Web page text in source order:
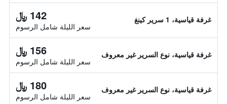
غرفة قياسية، 1 سرير كينغ 142 ﷼
سعر الليلة شامل الرسوم
غرفة قياسية، نوع السرير غير معروف 156 ﷼
سعر الليلة شامل الرسوم
غرفة قياسية، نوع السرير غير معروف 180 ﷼
سعر الليلة شامل الرسوم